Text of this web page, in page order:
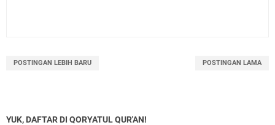
POSTINGAN LEBIH BARU POSTINGAN LAMA
YUK, DAFTAR DI QORYATUL QUR'AN!